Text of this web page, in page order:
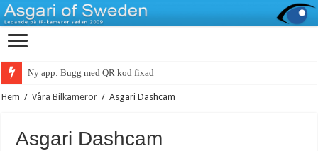
Ny app: Bugg med QR kod fixad
Hem / Våra Bilkameror / Asgari Dashcam
Asgari Dashcam